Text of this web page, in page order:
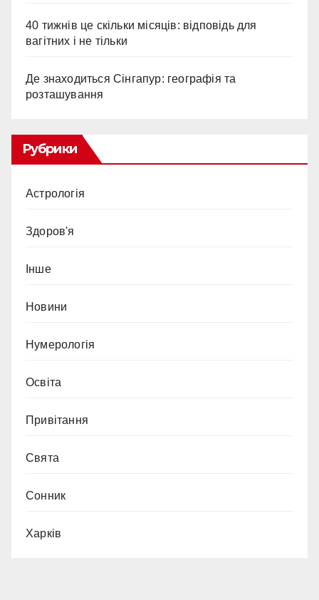
40 тижнів це скільки місяців: відповідь для
вагітних і не тільки
Де знаходиться Сінгапур: географія та
розташування
Рубрики
Астрологія
Здоров'я
Інше
Новини
Нумерологія
Освіта
Привітання
Свята
Сонник
Харків